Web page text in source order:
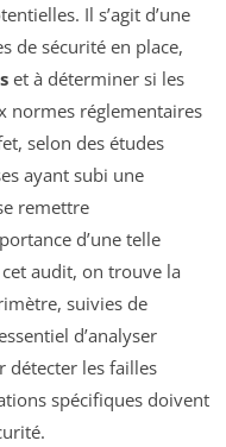
Il s’agit d’une
de sécurité en place,
et à déterminer si les
normes réglementaires
selon des études
ayant subi une
remettre
d’une telle
audit, on trouve la
suivies de
d’analyser
détecter les failles
spécifiques doivent